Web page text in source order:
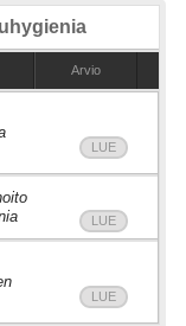
Arvio
LUE
LUE
LUE